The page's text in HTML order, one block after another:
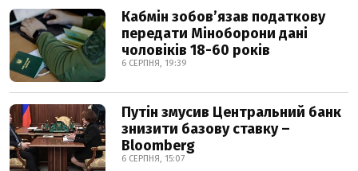
Кабмін зобовʼязав податкову
передати Міноборони дані
чоловіків 18-60 років
6 СЕРПНЯ, 19:39
Путін змусив Центральний банк
знизити базову ставку –
Bloomberg
6 СЕРПНЯ, 15:07